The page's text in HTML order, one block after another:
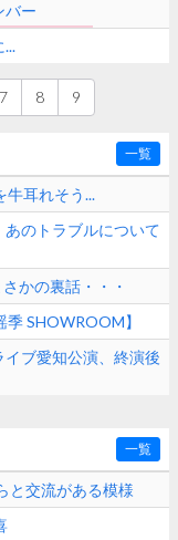
バー
7 8 9
一覧
牛耳れそう...
あのトラブルについて
かの裏話・・・
SHOWROOM】
イブ愛知公演、終演後
一覧
と交流がある模様